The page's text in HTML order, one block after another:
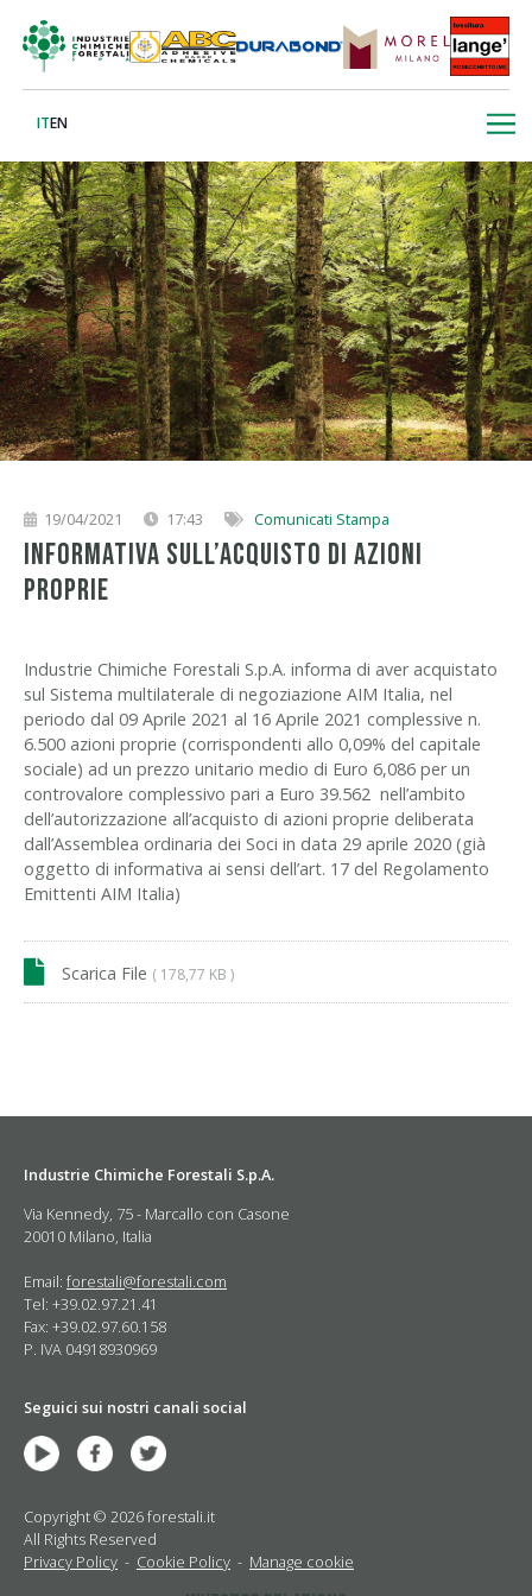
ITEN
19/04/2021 17:43 Comunicati Stampa
Informativa sull’acquisto di azioni
proprie
Industrie Chimiche Forestali S.p.A. informa di aver acquistato
sul Sistema multilaterale di negoziazione AIM Italia, nel
periodo dal 09 Aprile 2021 al 16 Aprile 2021 complessive n.
6.500 azioni proprie (corrispondenti allo 0,09% del capitale
sociale) ad un prezzo unitario medio di Euro 6,086 per un
controvalore complessivo pari a Euro 39.562 nell’ambito
dell’autorizzazione all’acquisto di azioni proprie deliberata
dall’Assemblea ordinaria dei Soci in data 29 aprile 2020 (già
oggetto di informativa ai sensi dell’art. 17 del Regolamento
Emittenti AIM Italia)
Scarica File ( 178,77 KB )
Seguici sui nostri canali social
Copyright © 2026 forestali.it
All Rights Reserved
Privacy Policy - Cookie Policy - Manage cookie
Industrie Chimiche Forestali S.p.A.
Via Kennedy, 75 - Marcallo con Casone
20010 Milano, Italia
Email: forestali@forestali.com
Tel: +39.02.97.21.41
Fax: +39.02.97.60.158
P. IVA 04918930969